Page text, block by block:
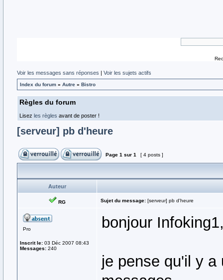
Voir les messages sans réponses | Voir les sujets actifs
Index du forum » Autre » Bistro
Règles du forum
Lisez les règles avant de poster !
[serveur] pb d'heure
Page 1 sur 1 [ 4 posts ]
Auteur
RG Sujet du message: [serveur] pb d'heure
Pro
Inscrit le: 03 Déc 2007 08:43
Messages: 240
bonjour
je pense qu'il y a